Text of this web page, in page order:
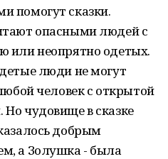
помогут сказки.
опасными людей с
или неопрятно одетых.
люди не могут
человек с открытой
чудовище в сказке
добрым
а Золушка - была